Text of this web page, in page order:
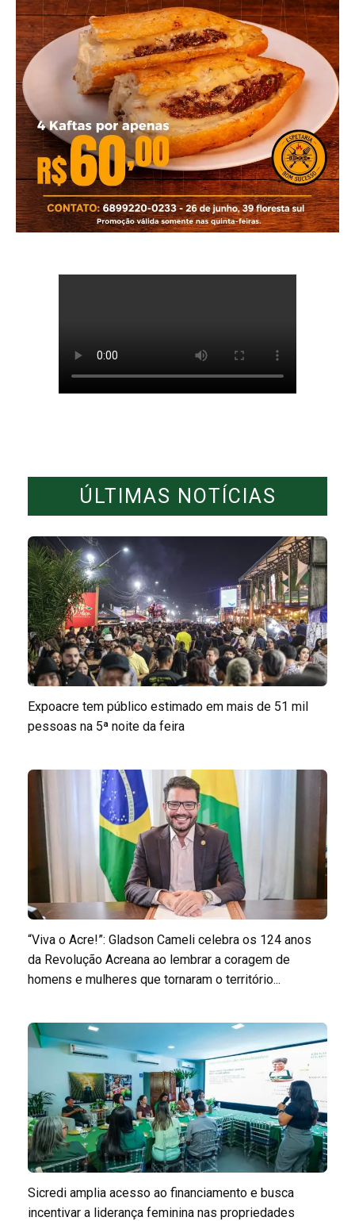
ÚLTIMAS NOTÍCIAS
Expoacre tem público estimado em mais de 51 mil
pessoas na 5ª noite da feira
“Viva o Acre!”: Gladson Cameli celebra os 124 anos
da Revolução Acreana ao lembrar a coragem de
homens e mulheres que tornaram o território...
Sicredi amplia acesso ao financiamento e busca
incentivar a liderança feminina nas propriedades